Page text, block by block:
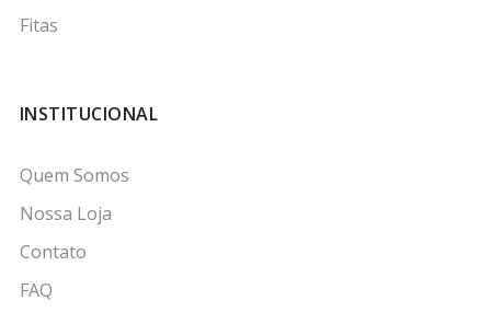
Fitas
INSTITUCIONAL
Quem Somos
Nossa Loja
Contato
FAQ